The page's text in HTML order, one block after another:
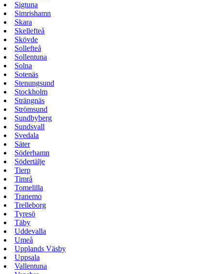
Sigtuna
Simrishamn
Skara
Skellefteå
Skövde
Sollefteå
Sollentuna
Solna
Sotenäs
Stenungsund
Stockholm
Strängnäs
Strömsund
Sundbyberg
Sundsvall
Svedala
Säter
Söderhamn
Södertälje
Tierp
Timrå
Tomelilla
Tranemo
Trelleborg
Tyresö
Täby
Uddevalla
Umeå
Upplands Väsby
Uppsala
Vallentuna